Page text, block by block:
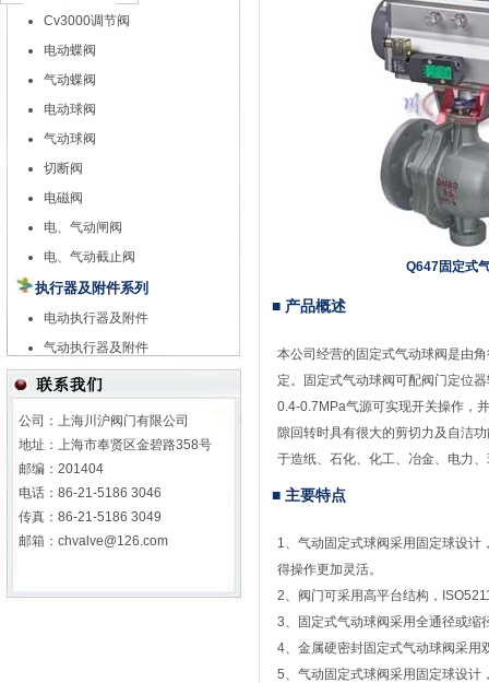
Cv3000调节阀
电动蝶阀
气动蝶阀
电动球阀
气动球阀
切断阀
电磁阀
电、气动闸阀
电、气动截止阀
执行器及附件系列
电动执行器及附件
气动执行器及附件
公司：上海川沪阀门有限公司
地址：上海市奉贤区金碧路358号
邮编：201404
电话：86-21-5186 3046
传真：86-21-5186 3049
邮箱： chvalve@126.com
Q647固定式
■ 产品概述
本公司经营的固定式气动球阀是由
定。固定式气动球阀可配阀门定位
0.4-0.7MPa气源可实现开关操作，
隙回转时具有很大的剪切力及自洁
于造纸、石化、化工、冶金、电力
■ 主要特点
1、气动固定式球阀采用固定球设计
得操作更加灵活。
2、 阀门可采用高平台结构，
3、固定式气动球阀采用全通径或缩
4、金属硬密封固定式气动球阀采用
5、气动固定式球阀采用固定球设计